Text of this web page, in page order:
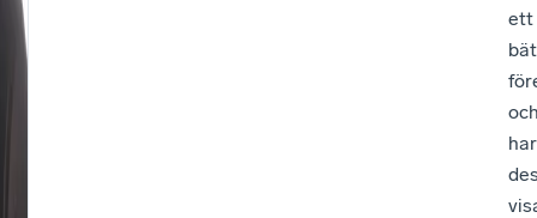
ett
har